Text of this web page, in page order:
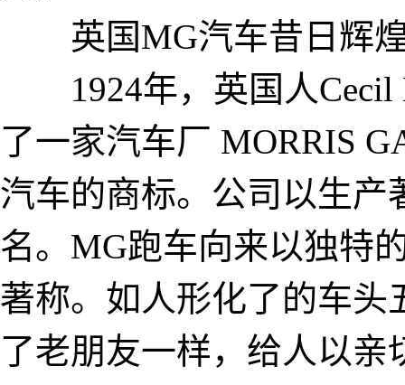
英国MG汽车昔日辉
1924年，英国人Cecil
了一家汽车厂 MORRIS
汽车的商标。公司以生产
名。MG跑车向来以独特
著称。如人形化了的车头
了老朋友一样，给人以